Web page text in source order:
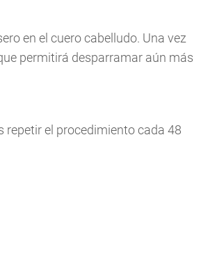
en el cuero cabelludo. Una vez
permitirá desparramar aún más
repetir el procedimiento cada 48